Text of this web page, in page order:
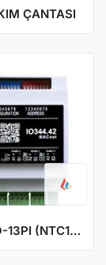
ÇANTASI
IO344.42 I/O Modülü, 2AI (0-10V)-6AO-13PI (NTC10K, DI)-12UI-9DO-2DI-3RS-485 Port BACnet, 24V DC Besleme